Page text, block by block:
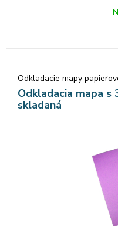
Odkladacie mapy
Odkladacia mapa s
skladaná